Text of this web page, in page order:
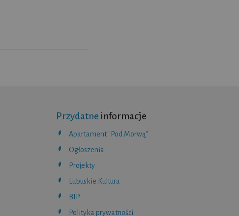
Przydatne informacje
Apartament "Pod Morwą"
Ogłoszenia
Projekty
Lubuskie.Kultura
BIP
Polityka prywatności